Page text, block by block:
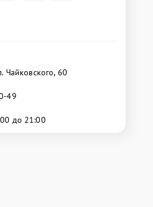
Чайковского, 60
49
до 21:00